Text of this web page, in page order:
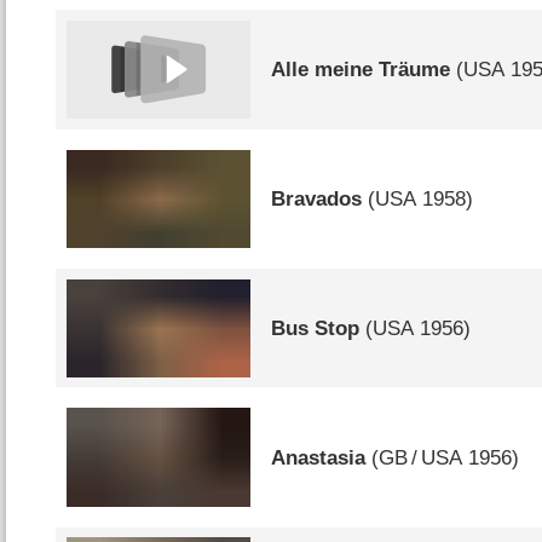
Alle meine Träume (USA
Bravados (USA 1958)
Bus Stop (USA 1956)
Anastasia(GB/ USA 1956)